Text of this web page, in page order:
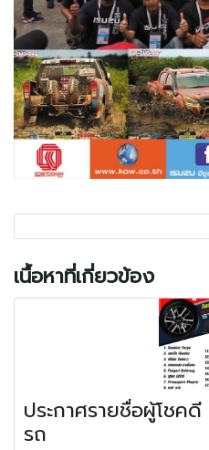
เนื้อหาที่เกี่ยวข้อง
ประกาศรายชื่อผู้โชค
รถ